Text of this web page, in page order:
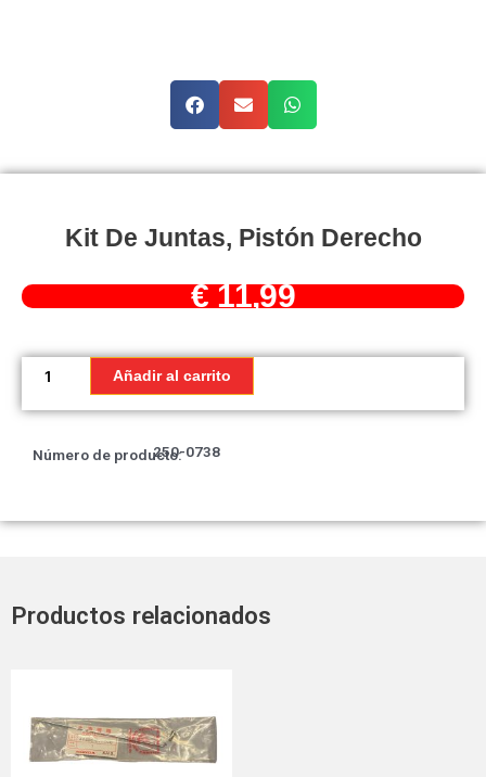
Kit De Juntas, Pistón Derecho
€11,99
Kit
pistón
Añadir al carrito
Número de producto:250-0738
Productos relacionados